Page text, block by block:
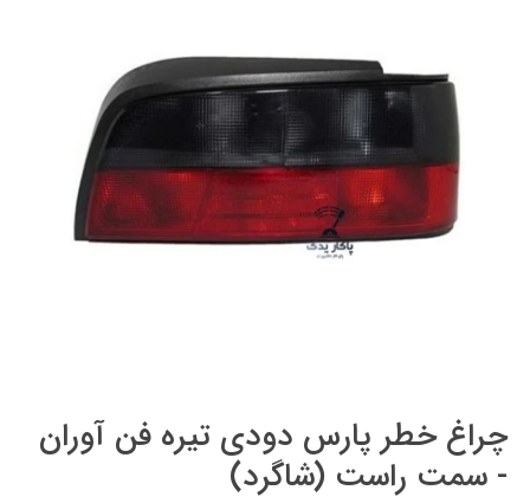
چراغ خطر پارس دودی تیره فن آوران
- سمت راست (شاگرد)